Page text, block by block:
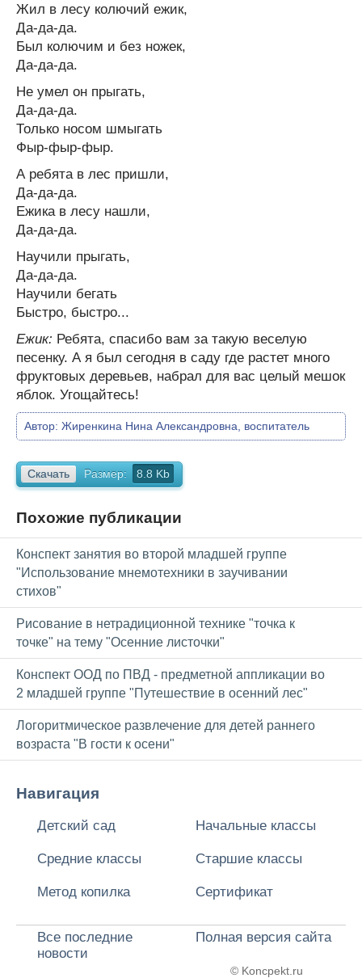
Жил в лесу колючий ежик,
Да-да-да.
Был колючим и без ножек,
Да-да-да.
Не умел он прыгать,
Да-да-да.
Только носом шмыгать
Фыр-фыр-фыр.
А ребята в лес пришли,
Да-да-да.
Ежика в лесу нашли,
Да-да-да.
Научили прыгать,
Да-да-да.
Научили бегать
Быстро, быстро...
Ежик: Ребята, спасибо вам за такую веселую
песенку. А я был сегодня в саду где растет много
фруктовых деревьев, набрал для вас целый мешок
яблок. Угощайтесь!
Автор: Жиренкина Нина Александровна, воспитатель
Скачать Размер: 8.8 Kb
Похожие публикации
Конспект занятия во второй младшей группе
"Использование мнемотехники в заучивании
стихов"
Рисование в нетрадиционной технике "точка к
точке" на тему "Осенние листочки"
Конспект ООД по ПВД - предметной аппликации во
2 младшей группе "Путешествие в осенний лес"
Логоритмическое развлечение для детей раннего
возраста "В гости к осени"
Навигация
Детский сад Начальные классы
Средние классы Старшие классы
Метод копилка Сертификат
Все последние
новости
Полная версия сайта
© Koncpekt.ru